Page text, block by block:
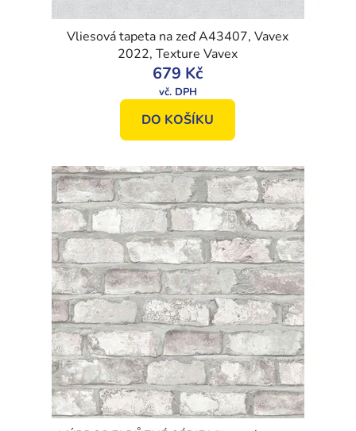
Vliesová tapeta na zeď A43407, Vavex
2022, Texture Vavex
679 Kč
DO KOŠÍKU